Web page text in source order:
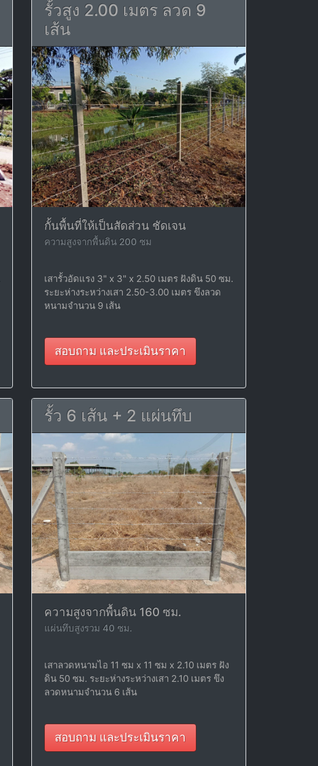
รั้วสูง 2.00 เมตร ลวด 9
เส้น
กั้นพื้นที่ให้เป็นสัดส่วน ชัดเจน
ความสูงจากพื้นดิน 200 ซม
เสารั้วอัดแรง 3" x 3" x 2.50 เมตร ฝังดิน 50 ซม.
ระยะห่างระหว่างเสา 2.50-3.00 เมตร ขึงลวด
หนามจำนวน 9 เส้น
สอบถาม และประเมินราคา
รั้ว 6 เส้น + 2 แผ่นทึบ
ความสูงจากพื้นดิน 160 ซม.
แผ่นทึบสูงรวม 40 ซม.
เสาลวดหนามไอ 11 ซม x 11 ซม x 2.10 เมตร ฝัง
ดิน 50 ซม. ระยะห่างระหว่างเสา 2.10 เมตร ขึง
ลวดหนามจำนวน 6 เส้น
สอบถาม และประเมินราคา